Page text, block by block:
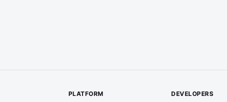
PLATFORM DEVELOPERS